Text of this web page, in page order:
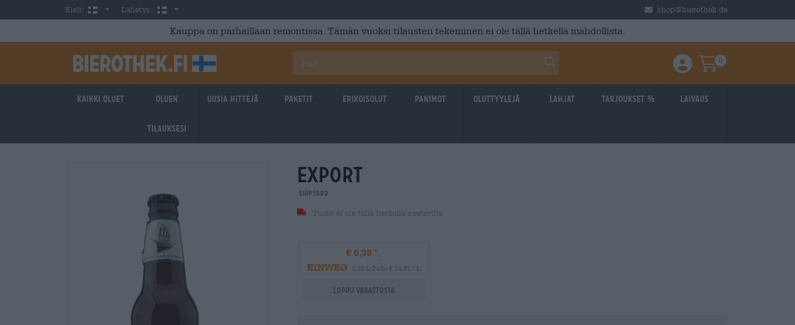
Skip to main content
Kieli: FinnishLähetys: Suomi shop@bierothek.de
Kauppa on parhaillaan remontissa. Tämän vuoksi tilausten tekeminen ei ole tällä hetkellä mahdollista.
Einloggen / Anmelden
Warenkorb
0
Kaikki oluet Oluen
tilauksesi
Uusia hittejä Paketit Erikoisolut Panimot Oluttyylejä Lahjat Tarjoukset % laivaus
export
Shipyard
Tuote ei ole tällä hetkellä saatavilla
€ 6,38
EINWEG
0,36 L Pullo € 14,81 / L
Loppu varastosta